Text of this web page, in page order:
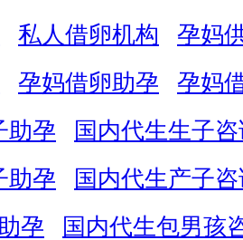
私人借卵机构 孕妈
孕妈借卵助孕 孕妈
助孕
国内代生生子咨
助孕
国内代生产子咨
孕
国内代生包男孩